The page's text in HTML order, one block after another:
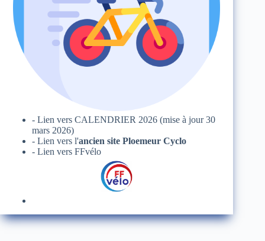
- Lien vers CALENDRIER 2026 (mise à jour 30
mars 2026)
- Lien vers l'ancien site Ploemeur Cyclo
- Lien vers FFvélo